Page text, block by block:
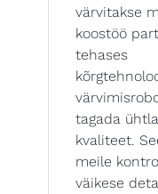
värvitakse
koostöö
tehases
tagada
kvaliteet.
meile
väikese